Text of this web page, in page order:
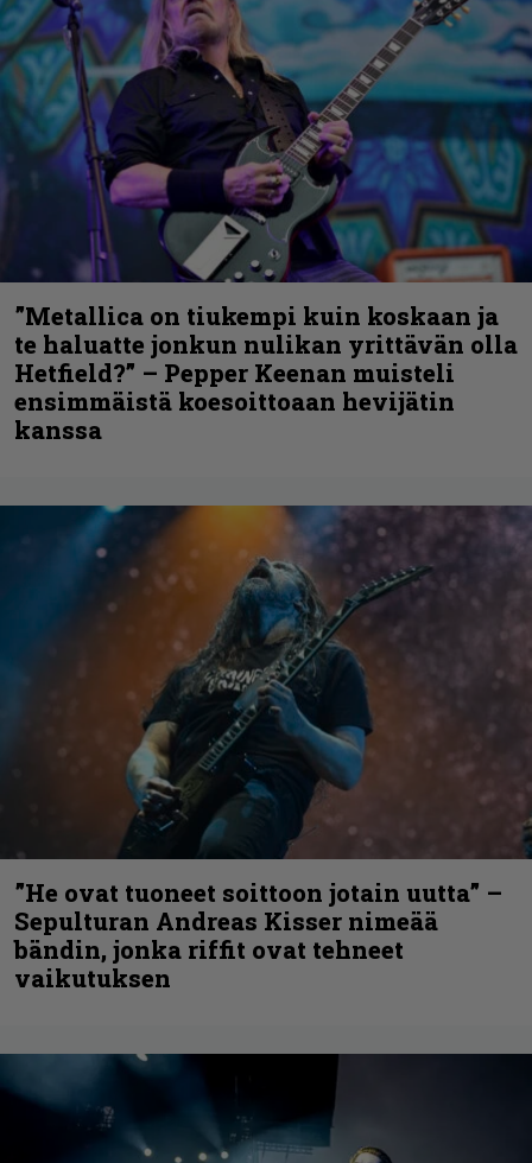
”Metallica on tiukempi kuin koskaan ja
te haluatte jonkun nulikan yrittävän olla
Hetfield?” – Pepper Keenan muisteli
ensimmäistä koesoittoaan hevijätin
kanssa
”He ovat tuoneet soittoon jotain uutta” –
Sepulturan Andreas Kisser nimeää
bändin, jonka riffit ovat tehneet
vaikutuksen